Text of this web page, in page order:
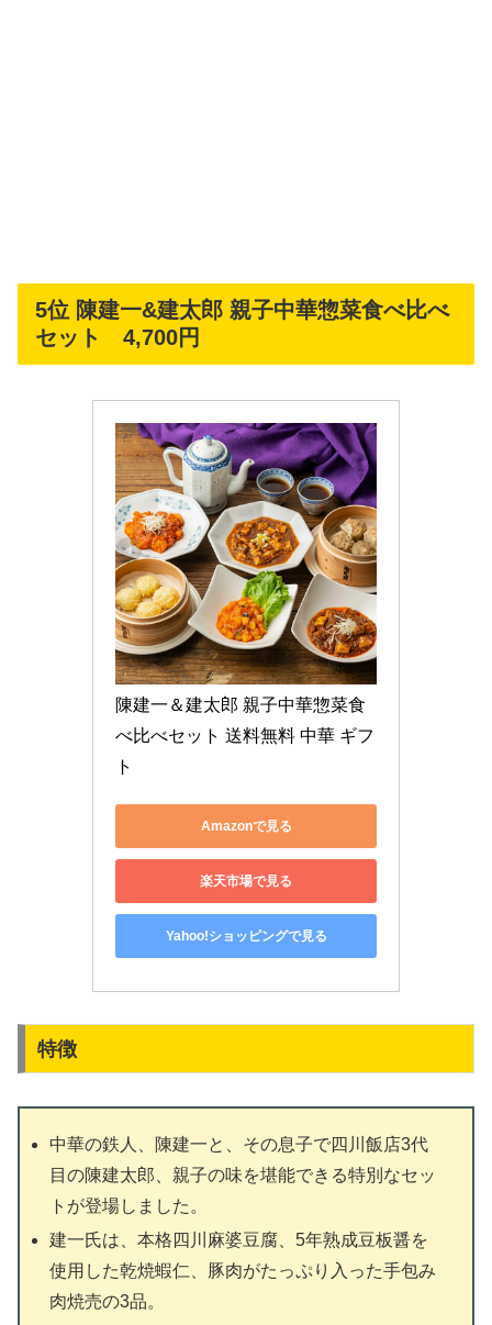
5位 陳建一&建太郎 親子中華惣菜食べ比べ
セット 4,700円
陳建一＆建太郎 親子中華惣菜食
べ比べセット 送料無料 中華 ギフ
ト
Amazonで見る
楽天市場で見る
Yahoo!ショッピングで見る
特徴
中華の鉄人、陳建一と、その息子で四川飯店3代
目の陳建太郎、親子の味を堪能できる特別なセッ
トが登場しました。
建一氏は、本格四川麻婆豆腐、5年熟成豆板醤を
使用した乾焼蝦仁、豚肉がたっぷり入った手包み
肉焼売の3品。